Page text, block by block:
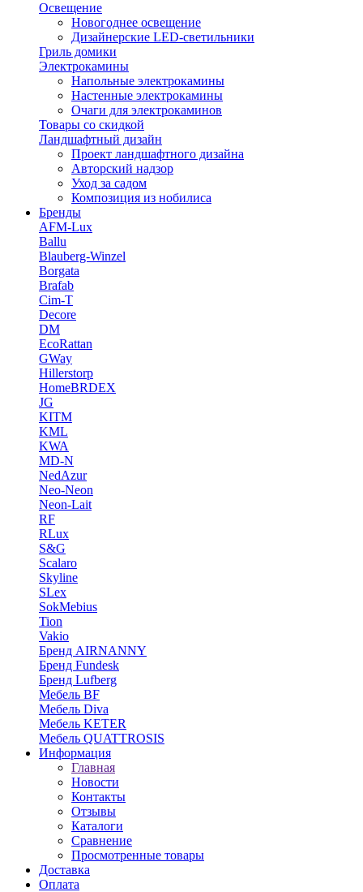
Освещение
Новогоднее освещение
Дизайнерские LED-светильники
Гриль домики
Электрокамины
Напольные электрокамины
Настенные электрокамины
Очаги для электрокаминов
Товары со скидкой
Ландшафтный дизайн
Проект ландшафтного дизайна
Авторский надзор
Уход за садом
Композиция из нобилиса
Бренды
AFM-Lux
Ballu
Blauberg-Winzel
Borgata
Brafab
Cim-T
Decore
DM
EcoRattan
GWay
Hillerstorp
HomeBRDEX
JG
KITM
KML
KWA
MD-N
NedAzur
Neo-Neon
Neon-Lait
RF
RLux
S&G
Scalaro
Skyline
SLex
SokMebius
Tion
Vakio
Бренд AIRNANNY
Бренд Fundesk
Бренд Lufberg
Мебель BF
Мебель Diva
Мебель KETER
Мебель QUATTROSIS
Информация
Главная
Новости
Контакты
Отзывы
Каталоги
Сравнение
Просмотренные товары
Доставка
Оплата